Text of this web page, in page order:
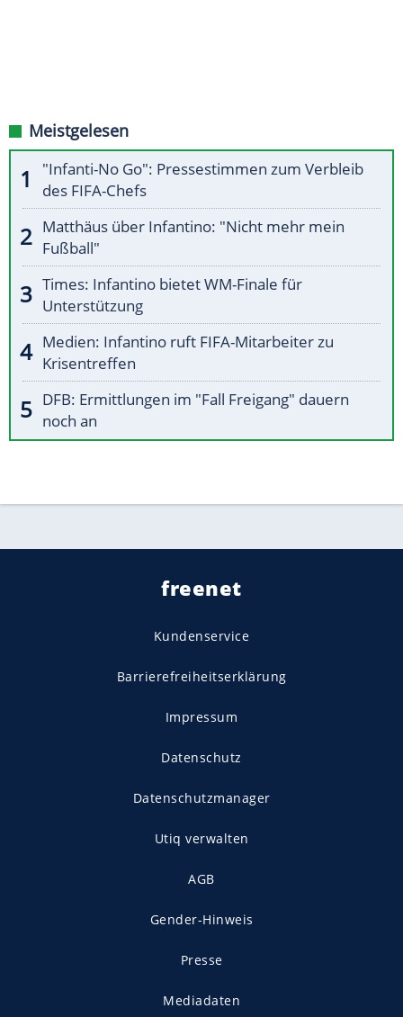
Meistgelesen
"Infanti-No Go": Pressestimmen zum Verbleib
des FIFA-Chefs
Matthäus über Infantino: "Nicht mehr mein
Fußball"
Times: Infantino bietet WM-Finale für
Unterstützung
Medien: Infantino ruft FIFA-Mitarbeiter zu
Krisentreffen
DFB: Ermittlungen im "Fall Freigang" dauern
noch an
freenet
Kundenservice
Barrierefreiheitserklärung
Impressum
Datenschutz
Datenschutzmanager
Utiq verwalten
AGB
Gender-Hinweis
Presse
Mediadaten